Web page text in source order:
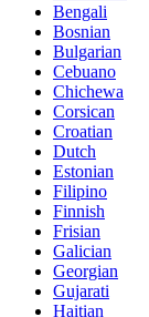
Bengali
Bosnian
Bulgarian
Cebuano
Chichewa
Corsican
Croatian
Dutch
Estonian
Filipino
Finnish
Frisian
Galician
Georgian
Gujarati
Haitian